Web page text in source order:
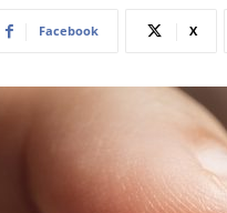
Facebook X